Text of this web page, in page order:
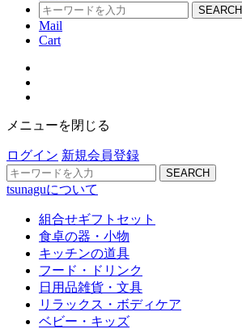
SEARCH
Mail
Cart
メニューを閉じる
ログイン 新規会員登録
SEARCH
tsunaguについて
組合せギフトセット
食卓の器・小物
キッチンの道具
フード・ドリンク
日用品雑貨・文具
リラックス・ボディケア
ベビー・キッズ